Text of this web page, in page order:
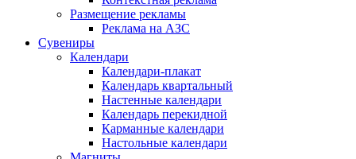
Размещение рекламы
Реклама на АЗС
Сувениры
Календари
Календари-плакат
Календарь квартальный
Настенные календари
Календарь перекидной
Карманные календари
Настольные календари